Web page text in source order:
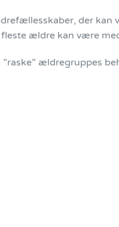
der
ældre kan være
ældregruppes